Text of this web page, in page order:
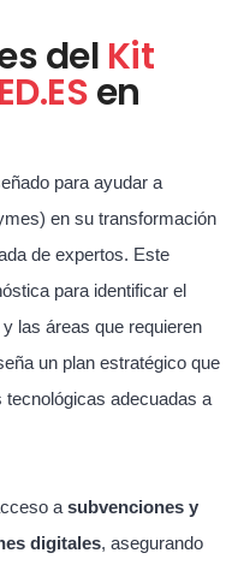
del Kit
en
para ayudar a
en su transformación
de expertos. Este
para identificar el
las áreas que requieren
un plan estratégico que
adecuadas a
a subvenciones y
digitales, asegurando